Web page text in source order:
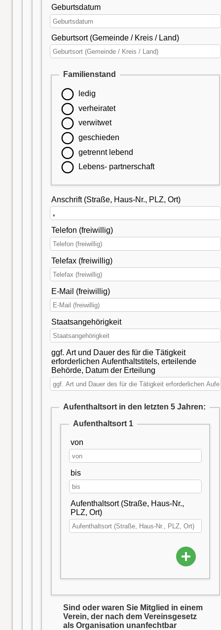
Geburtsdatum
Geburtsort (Gemeinde / Kreis / Land)
Familienstand
ledig
verheiratet
verwitwet
geschieden
getrennt lebend
Lebens- partnerschaft
Anschrift (Straße, Haus-Nr., PLZ, Ort)
Telefon (freiwillig)
Telefax (freiwillig)
E-Mail (freiwillig)
Staatsangehörigkeit
ggf. Art und Dauer des für die Tätigkeit
erforderlichen Aufenthaltstitels, erteilende
Behörde, Datum der Erteilung
Aufenthaltsort in den letzten 5 Jahren:
Aufenthaltsort 1
von
bis
Aufenthaltsort (Straße, Haus-Nr.,
PLZ, Ort)
Sind oder waren Sie Mitglied in einem
Verein, der nach dem Vereinsgesetz
als Organisation unanfechtbar